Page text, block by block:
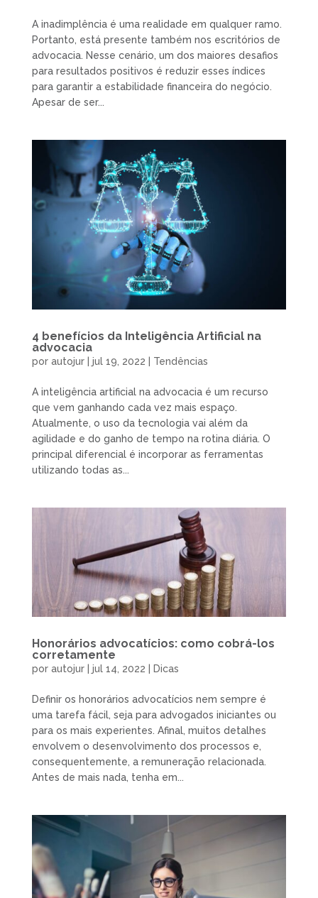
A inadimplência é uma realidade em qualquer ramo.
Portanto, está presente também nos escritórios de
advocacia. Nesse cenário, um dos maiores desafios
para resultados positivos é reduzir esses índices
para garantir a estabilidade financeira do negócio.
Apesar de ser...
4 benefícios da Inteligência Artificial na
advocacia
por autojur| jul 19, 2022 Tendências
A inteligência artificial na advocacia é um recurso
que vem ganhando cada vez mais espaço.
Atualmente, o uso da tecnologia vai além da
agilidade e do ganho de tempo na rotina diária. O
principal diferencial é incorporar as ferramentas
utilizando todas as...
Honorários advocatícios: como cobrá-los
corretamente
por autojur| jul 14, 2022 Dicas
Definir os honorários advocatícios nem sempre é
uma tarefa fácil, seja para advogados iniciantes ou
para os mais experientes. Afinal, muitos detalhes
envolvem o desenvolvimento dos processos e,
consequentemente, a remuneração relacionada.
Antes de mais nada, tenha em...